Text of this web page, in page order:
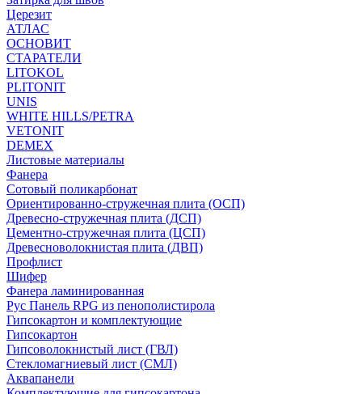
Церезит
АТЛАС
ОСНОВИТ
СТАРАТЕЛИ
LITOKOL
PLITONIT
UNIS
WHITE HILLS/PETRA
VETONIT
DEMEX
Листовые материалы
Фанера
Сотовый поликарбонат
Ориентированно-стружечная плита (ОСП)
Древесно-стружечная плита (ДСП)
Цементно-стружечная плита (ЦСП)
Древесноволокнистая плита (ДВП)
Профлист
Шифер
Фанера ламинированная
Рус Панель RPG из пенополистирола
Гипсокартон и комплектующие
Гипсокартон
Гипсоволокнистый лист (ГВЛ)
Стекломагниевый лист (СМЛ)
Аквапанели